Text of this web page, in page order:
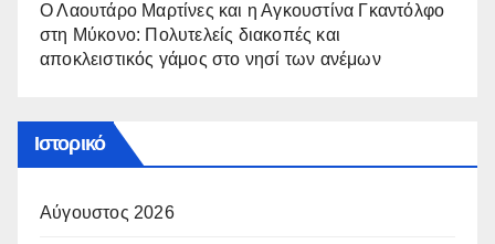
Ο Λαουτάρο Μαρτίνες και η Αγκουστίνα Γκαντόλφο
στη Μύκονο: Πολυτελείς διακοπές και
αποκλειστικός γάμος στο νησί των ανέμων
Ιστορικό
Αύγουστος 2026